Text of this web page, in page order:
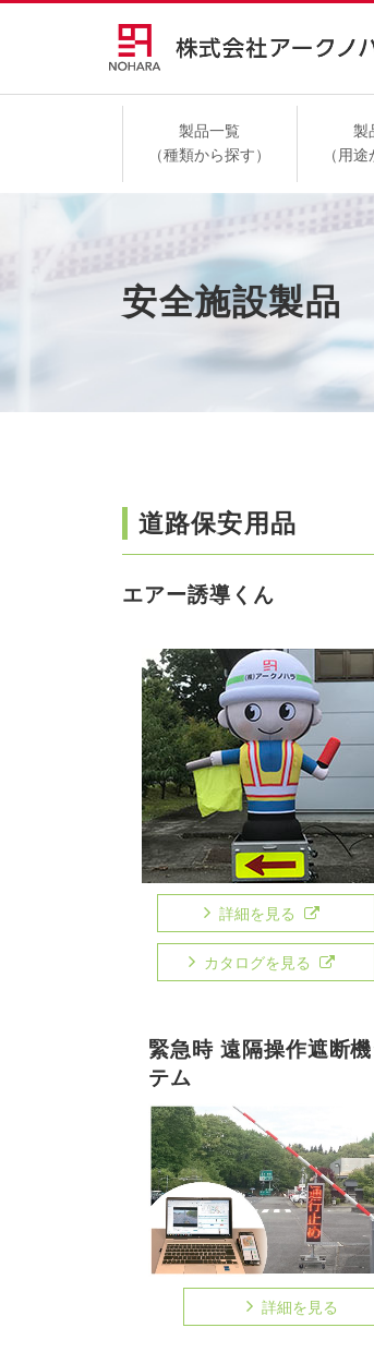
製品一覧
（種類から探す）
製
（用
安全施設製品
道路保安用品
エアー誘導くん
詳細を見る
カタログを見る
緊急時 遠隔操作遮断機
テム
詳細を見る